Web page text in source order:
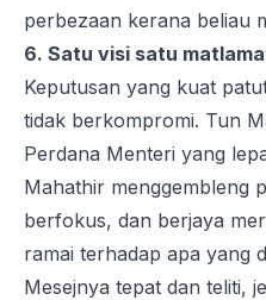
perbezaan kerana beliau
6. Satu visi satu
Keputusan yang kuat
tidak berkompromi. Tun
Perdana Menteri yang
Mahathir menggembleng
berfokus, dan berjaya
ramai terhadap apa yang
Mesejnya tepat dan teliti,